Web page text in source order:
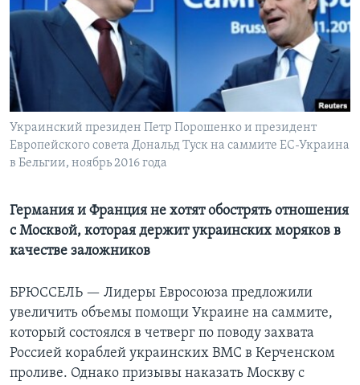
Learning English
СОЦИАЛЬНЫЕ СЕТИ
Языки
Украинский президен Петр Порошенко и президент
Европейского совета Дональд Туск на саммите ЕС-Украина
в Бельгии, ноябрь 2016 года
Германия и Франция не хотят обострять отношения
с Москвой, которая держит украинских моряков в
качестве заложников
БРЮССЕЛЬ — Лидеры Евросоюза предложили
увеличить объемы помощи Украине на саммите,
который состоялся в четверг по поводу захвата
Россией кораблей украинских ВМС в Керченском
проливе. Однако призывы наказать Москву с